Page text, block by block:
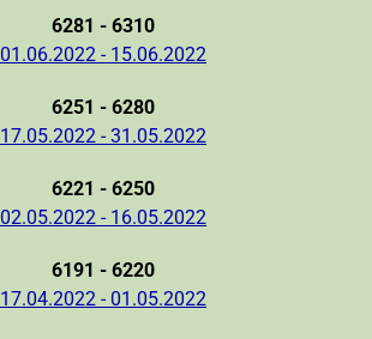
6281 - 6310
01.06.2022 - 15.06.2022
6251 - 6280
17.05.2022 - 31.05.2022
6221 - 6250
02.05.2022 - 16.05.2022
6191 - 6220
17.04.2022 - 01.05.2022